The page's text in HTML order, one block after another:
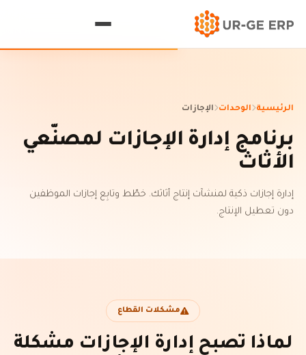
الرئيسية الوحدات الإجازات
برنامج إدارة الإجازات لمصنّعي
الأثاث
إدارة إجازات ذكية لمنشآت إنتاج أثاثك. خطّط وتابِع إجازات الموظفين
دون تعطيل الإنتاج.
مشكلات القطاع
لماذا تصبح إدارة الإجازات مشكلة